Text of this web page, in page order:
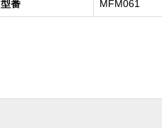
型番 MFM061